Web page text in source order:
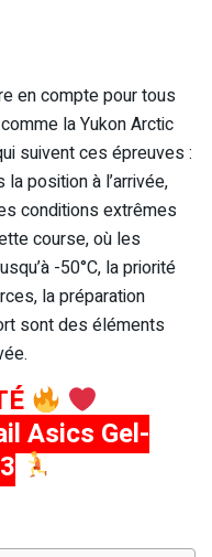
en compte pour tous
la Yukon Arctic
suivent ces épreuves :
position à l’arrivée,
conditions extrêmes
course, où les
-50°C, la priorité
la préparation
sont des éléments
Asics Gel-